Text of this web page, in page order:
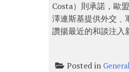
Costa）則承諾，歐
澤連斯基提供外交﹑
讚揚最近的和談注入
Posted in General